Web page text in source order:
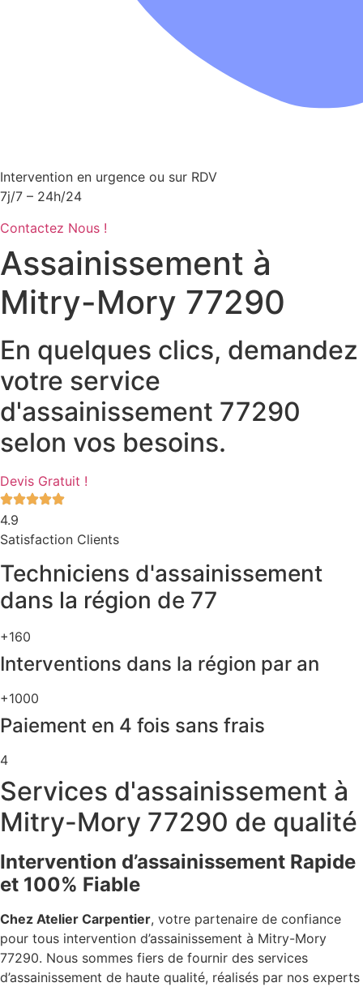
Intervention en urgence ou sur RDV
7j/7 – 24h/24
Contactez Nous !
Assainissement à
Mitry-Mory 77290
En quelques clics, demandez
votre service
d'assainissement 77290
selon vos besoins.
Devis Gratuit !
4.9
Satisfaction Clients
Techniciens d'assainissement
dans la région de 77
+160
Interventions dans la région par an
+1000
Paiement en 4 fois sans frais
4
Services d'assainissement à
Mitry-Mory 77290 de qualité
Intervention d’assainissement Rapide
et 100% Fiable
Chez Atelier Carpentier, votre partenaire de confiance
pour tous intervention d’assainissement à Mitry-Mory
77290. Nous sommes fiers de fournir des services
d’assainissement de haute qualité, réalisés par nos experts